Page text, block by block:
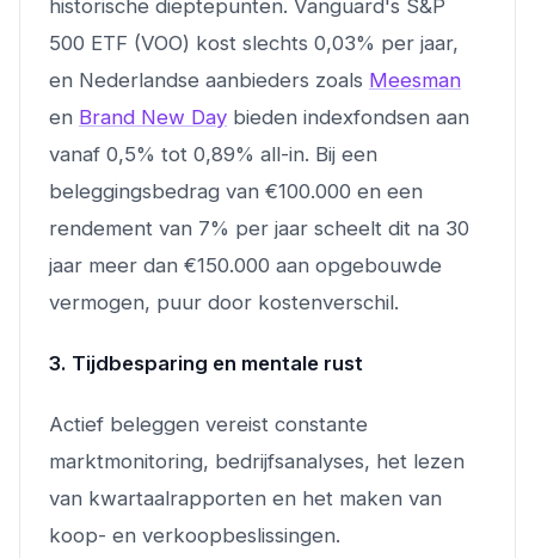
historische dieptepunten. Vanguard's S&P
500 ETF (VOO) kost slechts 0,03% per jaar,
en Nederlandse aanbieders zoals Meesman
en Brand New Day bieden indexfondsen aan
vanaf 0,5% tot 0,89% all-in. Bij een
beleggingsbedrag van €100.000 en een
rendement van 7% per jaar scheelt dit na 30
jaar meer dan €150.000 aan opgebouwde
vermogen, puur door kostenverschil.
3. Tijdbesparing en mentale rust
Actief beleggen vereist constante
marktmonitoring, bedrijfsanalyses, het lezen
van kwartaalrapporten en het maken van
koop- en verkoopbeslissingen.